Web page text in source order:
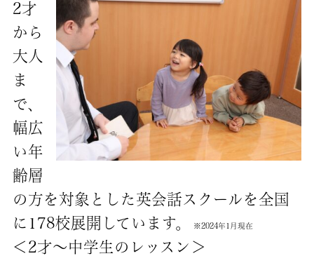
2才
から
大人
ま
で、
幅広
い年
齢層
の方を対象とした英会話スクールを全国
に178校展開しています。
※2024年1月現在
＜2才～中学生のレッスン＞